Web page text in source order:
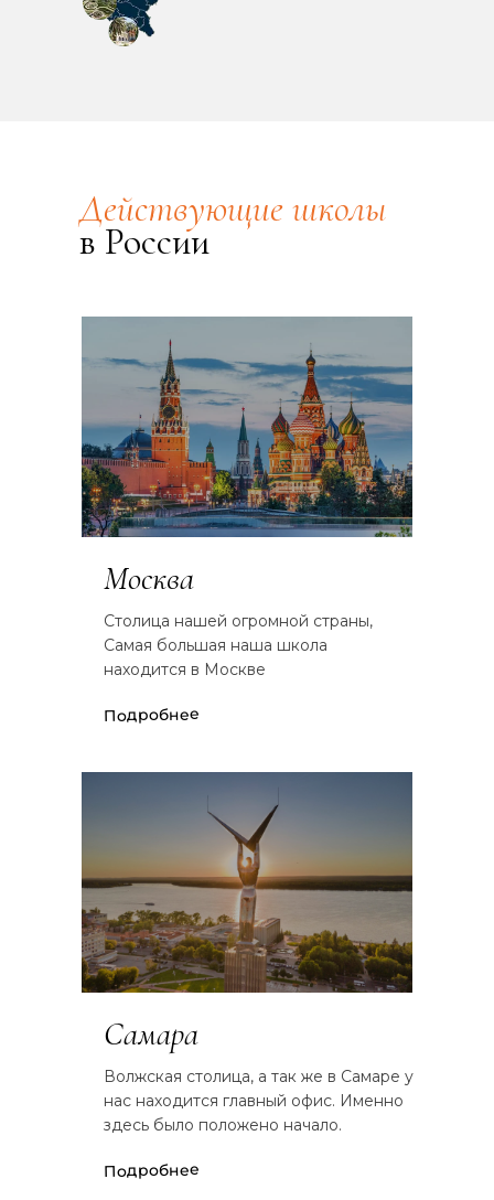
Москва
Действующие школы
в России
Столица нашей огромной страны,
Самая большая наша школа
находится в Москве
Подробнее
Самара
Волжская столица, а так же в Самаре у
нас находится главный офис. Именно
здесь было положено начало.
Подробнее